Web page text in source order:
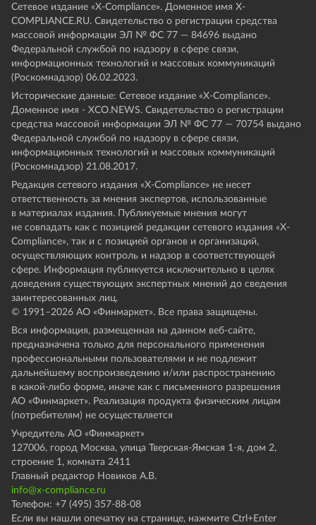
Сетевое издание «Х-Compliance». Доменное имя X-
COMPLIANCE.RU. Свидетельство о регистрации средства
массовой информации ЭЛ № ФС 77 — 84696 выдано
Федеральной службой по надзору в сфере связи,
информационных технологий и массовых коммуникаций
(Роскомнадзор) 06.02.2023.
Исторические данные: Сетевое издание «Х-Compliance».
Доменное имя - XCO.NEWS. Свидетельство о регистрации
средства массовой информации ЭЛ № ФС 77 — 70754 выдано
Федеральной службой по надзору в сфере связи,
информационных технологий и массовых коммуникаций
(Роскомнадзор) 21.08.2017.
Редакция сетевого издания «X-Compliance» не несет
ответственность за мнения экспертов, использованные
в материалах издания. Публикуемые мнения могут
не совпадать как с позицией редакции сетевого издания «X-
Compliance», так и с позицией органов и организаций,
осуществляющих контроль и надзор в соответствующей
сфере. Информация публикуется исключительно в целях
доведения существующих экспертных мнений до сведения
заинтересованных лиц.
© 1991–2026 АО «Финмаркет». Все права защищены.
Вся информация, размещенная на данном веб-сайте,
предназначена только для персонального применения
профессиональными пользователями и не подлежит
дальнейшему воспроизведению и/или распространению
в какой-либо форме, иначе как с письменного разрешения
АО «Финмаркет». Реализация продукта физическим лицам
(потребителям) не осуществляется
Учредитель АО «Финмаркет»
127006, город Москва, улица Тверская-Ямская 1-я, дом 2,
строение 1, комната 2411
Главный редактор Новиков А.В.
info@x-compliance.ru
Телефон: +7 (495) 357-88-08
Если вы нашли опечатку на странице, нажмите Ctrl+Enter